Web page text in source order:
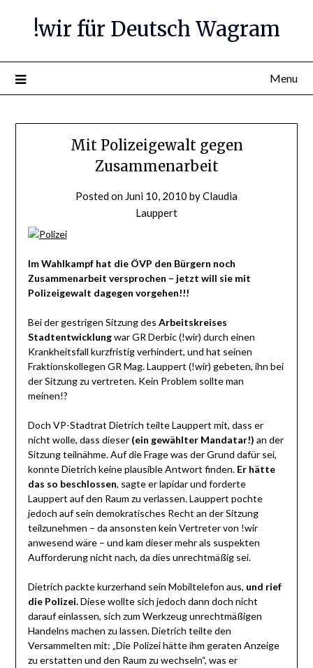
!wir für Deutsch Wagram
Menu
Mit Polizeigewalt gegen
Zusammenarbeit
Posted on Juni 10, 2010 byClaudia
Lauppert
Im Wahlkampf hat die ÖVP den Bürgern noch
Zusammenarbeit versprochen – jetzt will sie mit
Polizeigewalt dagegen vorgehen!!!
Bei der gestrigen Sitzung des Arbeitskreises
Stadtentwicklungwar GR Derbic (!wir) durch einen
Krankheitsfall kurzfristig verhindert, und hat seinen
Fraktionskollegen GR Mag. Lauppert (!wir) gebeten, ihn bei
der Sitzung zu vertreten. Kein Problem sollte man
meinen!?
Doch VP-Stadtrat Dietrich teilte Lauppert mit, dass er
nicht wolle, dass dieser (ein gewählter Mandatar!) an der
Sitzung teilnähme. Auf die Frage was der Grund dafür sei,
konnte Dietrich keine plausible Antwort finden. Er hätte
das so beschlossen, sagte er lapidar und forderte
Lauppert auf den Raum zu verlassen. Lauppert pochte
jedoch auf sein demokratisches Recht an der Sitzung
teilzunehmen – da ansonsten kein Vertreter von !wir
anwesend wäre – und kam dieser mehr als suspekten
Aufforderung nicht nach, da dies unrechtmäßig sei.
Dietrich packte kurzerhand sein Mobiltelefon aus, und rief
die Polizei.Diese wollte sich jedoch dann doch nicht
darauf einlassen, sich zum Werkzeug unrechtmäßigen
Handelns machen zu lassen. Dietrich teilte den
Versammelten mit: „Die Polizei hätte ihm geraten Anzeige
zu erstatten und den Raum zu wechseln“, was er